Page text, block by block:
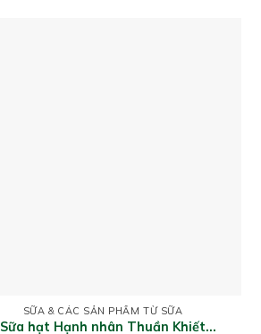
SỮA & CÁC SẢN PHẨM TỪ SỮA
Sữa hạt Hạnh nhân Thuần Khiết